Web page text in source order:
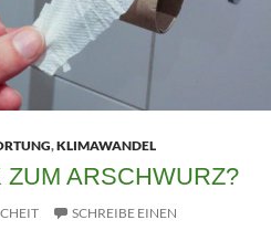
,KLIMAWANDEL
ARSCHWURZ?
SCHREIBE EINEN